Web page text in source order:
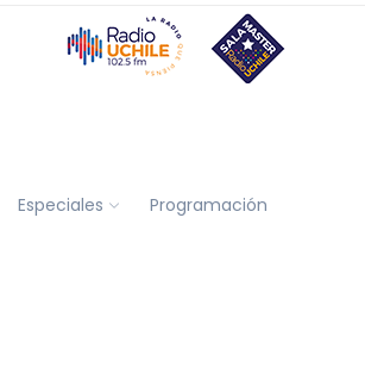
Especiales Programación